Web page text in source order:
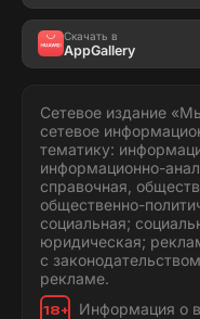
Скачать в
AppGallery
Сетевое издание
сетевое
тематику:
информационно-
справочная,
общественно-
социальная;
юридическая;
с
рекламе.
18+ Информация о